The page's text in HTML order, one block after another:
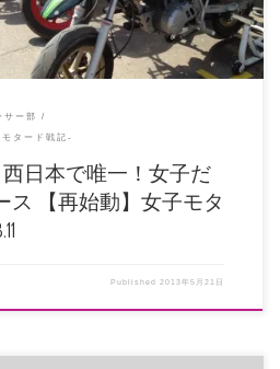
ー部
タード戦記-
西日本で唯一！女子だ
ス 【再始動】女子モタ
Published2013年5月21日